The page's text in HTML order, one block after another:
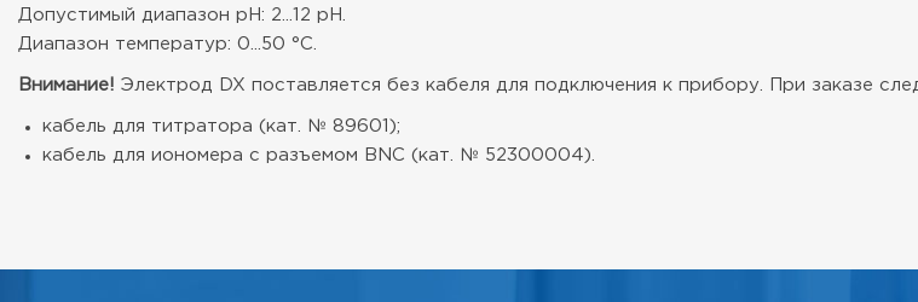
Допустимый диапазон рН: 2...12 рН.
Диапазон температур: 0...50 °С.
Внимание! Электрод DX поставляется без кабеля для подключения к прибору. При заказе
кабель для титратора (кат. № 89601);
кабель для иономера с разъемом BNC (кат. № 52300004).